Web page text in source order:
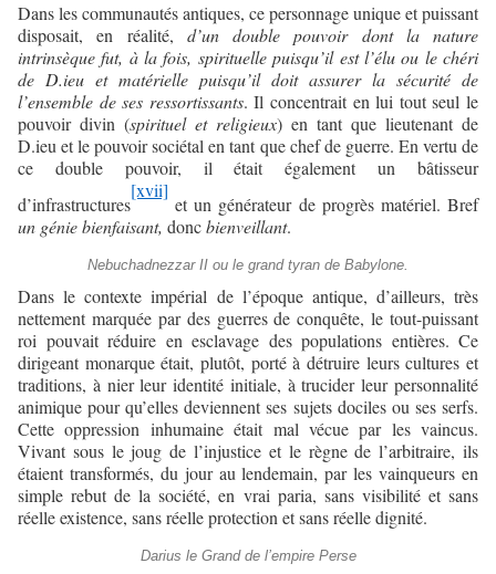
Dans les communautés antiques, ce personnage unique et puissant
disposait, en réalité, d’un double pouvoir dont la nature
intrinsèque fut, à la fois, spirituelle puisqu’il est l’élu ou le chéri
de D.ieu et matérielle puisqu’il doit assurer la sécurité de
l’ensemble de ses ressortissants. Il concentrait en lui tout seul le
pouvoir divin (spirituel et religieux) en tant que lieutenant de
D.ieu et le pouvoir sociétal en tant que chef de guerre. En vertu de
ce double pouvoir, il était également un bâtisseur
d’infrastructures
[xvii]
et un générateur de progrès matériel. Bref
un génie bienfaisant, doncbienveillant.
Nebuchadnezzar II ou le grand tyran de Babylone.
Dans le contexte impérial de l’époque antique, d’ailleurs, très
nettement marquée par des guerres de conquête, le tout-puissant
roi pouvait réduire en esclavage des populations entières. Ce
dirigeant monarque était, plutôt, porté à détruire leurs cultures et
traditions, à nier leur identité initiale, à trucider leur personnalité
animique pour qu’elles deviennent ses sujets dociles ou ses serfs.
Cette oppression inhumaine était mal vécue par les vaincus.
Vivant sous le joug de l’injustice et le règne de l’arbitraire, ils
étaient transformés, du jour au lendemain, par les vainqueurs en
simple rebut de la société, en vrai paria, sans visibilité et sans
réelle existence, sans réelle protection et sans réelle dignité.
Darius le Grand de l’empire Perse